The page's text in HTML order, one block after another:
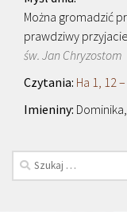
Można gromadzić
prawdziwy
św. Jan Chryzostom
Ha 1, 12
Szukaj: